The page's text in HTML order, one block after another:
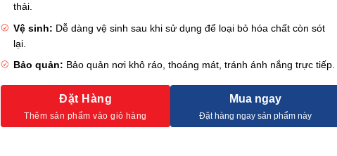
thải.
Vệ sinh: Dễ dàng vệ sinh sau khi sử dụng để loại bỏ hóa chất còn sót
lại.
Bảo quản: Bảo quản nơi khô ráo, thoáng mát, tránh ánh nắng trực tiếp.
Đặt Hàng Mua ngay